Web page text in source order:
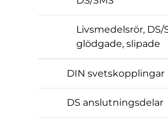
Livsmedelsrör, DS/
glödgade, slipade
DIN svetskopplingar
DS anslutningsdelar